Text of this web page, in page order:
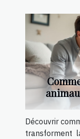
Découvrir
transforment